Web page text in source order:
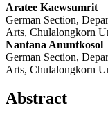
Aratee Kaewsumrit
German Section,
Arts, Chulalongkorn
Nantana Anuntkosol
German Section,
Arts, Chulalongkorn
Abstract